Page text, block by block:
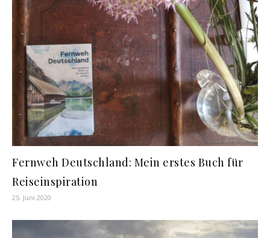
Fernweh Deutschland: Mein erstes Buch für
Reiseinspiration
25. Juni 2020